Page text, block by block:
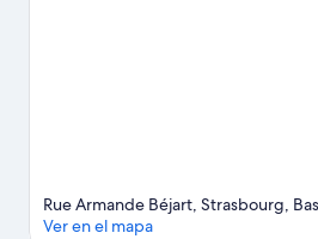
Rue Armande Béjart, Strasbourg,
Ver en el mapa